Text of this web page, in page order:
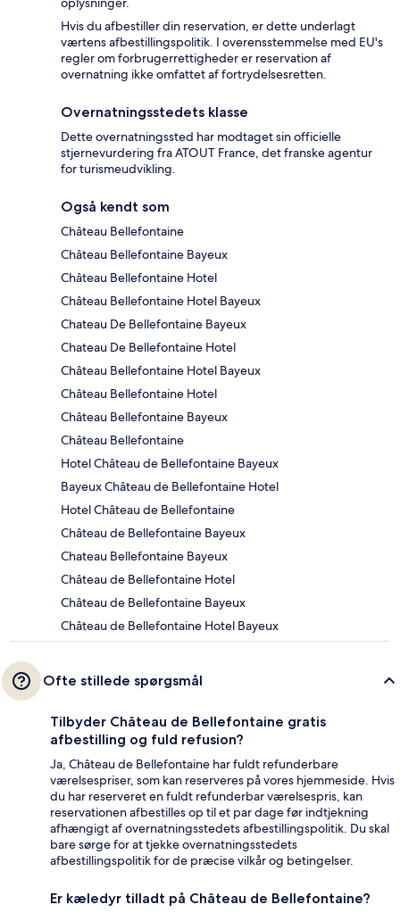
Hvis du afbestiller din reservation, er dette underlagt
værtens afbestillingspolitik. I overensstemmelse med EU's
regler om forbrugerrettigheder er reservation af
overnatning ikke omfattet af fortrydelsesretten.
Overnatningsstedets klasse
Dette overnatningssted har modtaget sin officielle
stjernevurdering fra ATOUT France, det franske agentur
for turismeudvikling.
Også kendt som
Château Bellefontaine
Château Bellefontaine Bayeux
Château Bellefontaine Hotel
Château Bellefontaine Hotel Bayeux
Chateau De Bellefontaine Bayeux
Chateau De Bellefontaine Hotel
Château Bellefontaine Hotel Bayeux
Château Bellefontaine Hotel
Château Bellefontaine Bayeux
Château Bellefontaine
Hotel Château de Bellefontaine Bayeux
Bayeux Château de Bellefontaine Hotel
Hotel Château de Bellefontaine
Château de Bellefontaine Bayeux
Chateau Bellefontaine Bayeux
Château de Bellefontaine Hotel
Château de Bellefontaine Bayeux
Château de Bellefontaine Hotel Bayeux
Ofte stillede spørgsmål
Tilbyder Château de Bellefontaine gratis
afbestilling og fuld refusion?
Ja, Château de Bellefontaine har fuldt refunderbare
værelsespriser, som kan reserveres på vores hjemmeside. Hvis
du har reserveret en fuldt refunderbar værelsespris, kan
reservationen afbestilles op til et par dage før indtjekning
afhængigt af overnatningsstedets afbestillingspolitik. Du skal
bare sørge for at tjekke overnatningsstedets
afbestillingspolitik for de præcise vilkår og betingelser.
Er kæledyr tilladt på Château de Bellefontaine?